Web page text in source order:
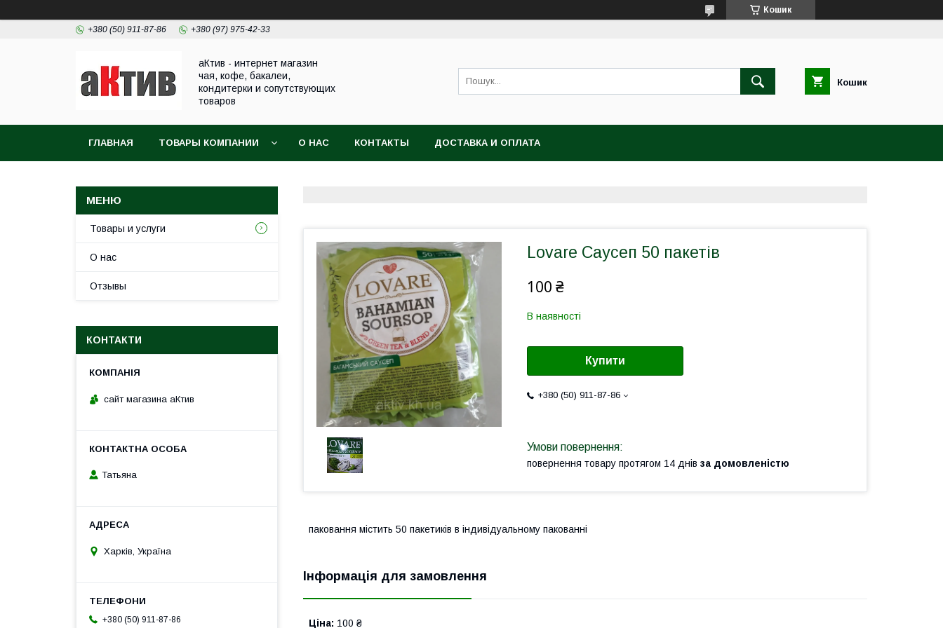
Кошик
+380 (50) 911-87-86 +380 (97) 975-42-33
аКтив - интернет магазин
чая, кофе, бакалеи,
кондитерки и сопутствующих
товаров
Кошик
ГЛАВНАЯ ТОВАРЫ КОМПАНИИ О НАС КОНТАКТЫ ДОСТАВКА И ОПЛАТА
Lovare Саусеп 50 пакетів
100 ₴
В наявності
Купити
+380 (50) 911-87-86
повернення товару протягом 14 днів за домовленістю
паковання містить 50 пакетиків в індивідуальному пакованні
Інформація для замовлення
Ціна: 100 ₴
Товары и услуги
О нас
Отзывы
КОНТАКТИ
сайт магазина аКтив
Татьяна
Харків, Україна
+380 (50) 911-87-86